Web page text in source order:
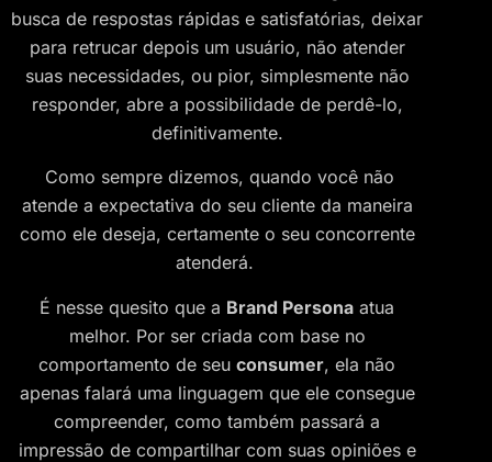
busca de respostas rápidas e satisfatórias, deixar
para retrucar depois um usuário, não atender
suas necessidades, ou pior, simplesmente não
responder, abre a possibilidade de perdê-lo,
definitivamente.
Como sempre dizemos, quando você não
atende a expectativa do seu cliente da maneira
como ele deseja, certamente o seu concorrente
atenderá.
É nesse quesito que a Brand Persona atua
melhor. Por ser criada com base no
comportamento de seu consumer, ela não
apenas falará uma linguagem que ele consegue
compreender, como também passará a
impressão de compartilhar com suas opiniões e